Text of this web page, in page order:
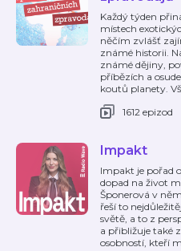
Každý týden
místech
něčím zvlášť
známé historii.
známé dějiny,
příbězích a
koutů planety.
1612 epizod
Impakt
Impakt je pořad
dopad na život
Šponerová v
řeší to
světě, a to z
a přibližuje také
osobností, kteří m